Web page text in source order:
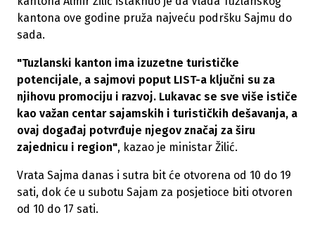
kantona ove godine pruža najveću podršku Sajmu do
sada.
"Tuzlanski kanton ima izuzetne turističke
potencijale, a sajmovi poput LIST-a ključni su za
njihovu promociju i razvoj. Lukavac se sve više ističe
kao važan centar sajamskih i turističkih dešavanja, a
ovaj događaj potvrđuje njegov značaj za širu
zajednicu i region", kazao je ministar Žilić.
Vrata Sajma danas i sutra bit će otvorena od 10 do 19
sati, dok će u subotu Sajam za posjetioce biti otvoren
od 10 do 17 sati.